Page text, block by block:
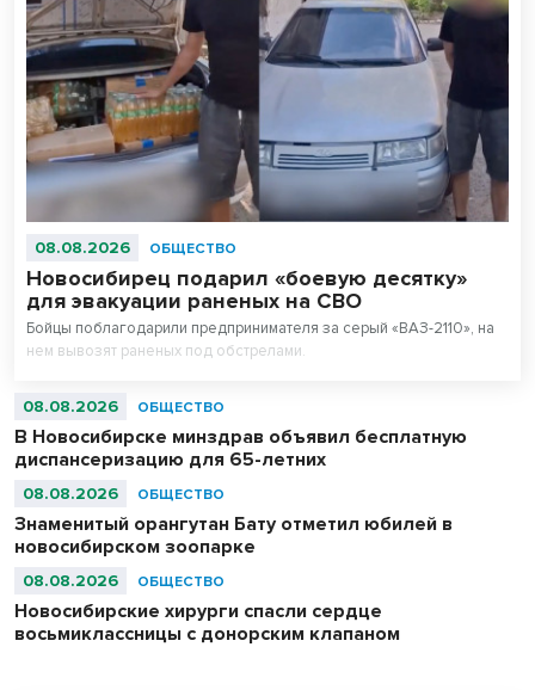
08.08.2026 ОБЩЕСТВО
Новосибирец подарил «боевую десятку»
для эвакуации раненых на СВО
Бойцы поблагодарили предпринимателя за серый «ВАЗ-2110», на
нем вывозят раненых под обстрелами.
08.08.2026 ОБЩЕСТВО
В Новосибирске минздрав объявил бесплатную
диспансеризацию для 65-летних
08.08.2026 ОБЩЕСТВО
Знаменитый орангутан Бату отметил юбилей в
новосибирском зоопарке
08.08.2026 ОБЩЕСТВО
Новосибирские хирурги спасли сердце
восьмиклассницы с донорским клапаном